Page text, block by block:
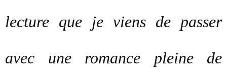
lecture que je viens de passer
avec une romance pleine de